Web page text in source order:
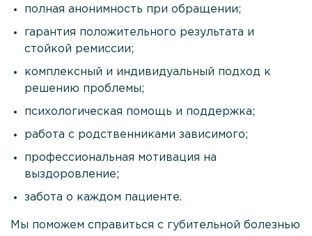
полная анонимность при обращении;
гарантия положительного результата и
стойкой ремиссии;
комплексный и индивидуальный подход к
решению проблемы;
психологическая помощь и поддержка;
работа с родственниками зависимого;
профессиональная мотивация на
выздоровление;
забота о каждом пациенте.
Мы поможем справиться с губительной болезнью